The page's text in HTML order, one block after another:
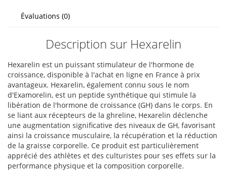
Évaluations (0)
Description sur Hexarelin
Hexarelin est un puissant stimulateur de l'hormone de
croissance, disponible à l'achat en ligne en France à prix
avantageux. Hexarelin, également connu sous le nom
d'Examorelin, est un peptide synthétique qui stimule la
libération de l'hormone de croissance (GH) dans le corps. En
se liant aux récepteurs de la ghreline, Hexarelin déclenche
une augmentation significative des niveaux de GH, favorisant
ainsi la croissance musculaire, la récupération et la réduction
de la graisse corporelle. Ce produit est particulièrement
apprécié des athlètes et des culturistes pour ses effets sur la
performance physique et la composition corporelle.